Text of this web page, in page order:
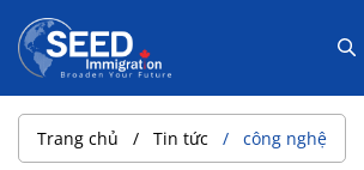
Trang chủ Tin tức công nghệ